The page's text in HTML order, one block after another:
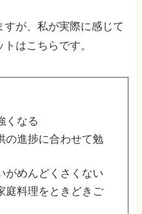
が、私が実際に感じて
はこちらです。
くなる
進捗に合わせて勉
めんどくさくない
料理をときどきご